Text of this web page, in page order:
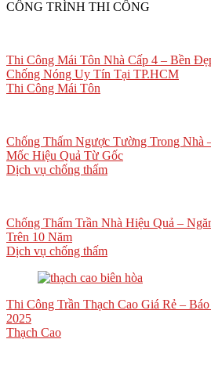
CÔNG TRÌNH THI CÔNG
Thi Công Mái Tôn Nhà Cấp 4 – Bền
Chống Nóng Uy Tín Tại TP.HCM
Thi Công Mái Tôn
Chống Thấm Ngược Tường Trong
Mốc Hiệu Quả Từ Gốc
Dịch vụ chống thấm
Chống Thấm Trần Nhà Hiệu Quả –
Trên 10 Năm
Dịch vụ chống thấm
Thi Công Trần Thạch Cao Giá Rẻ –
2025
Thạch Cao